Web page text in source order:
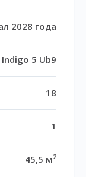
2028 года
Indigo 5 Ub9
18
1
45,5 м2